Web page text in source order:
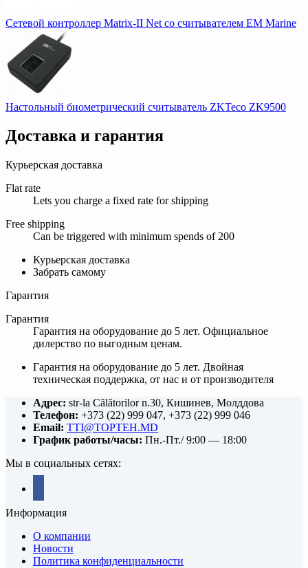
Сетевой контроллер Matrix-II Net со считывателем EM Marine
Настольный биометрический считыватель ZKTeco ZK9500
Доставка и гарантия
Курьерская доставка
Flat rate
Lets you charge a fixed rate for shipping
Free shipping
Can be triggered with minimum spends of 200
Курьерская доставка
Забрать самому
Гарантия
Гарантия
Гарантия на оборудование до 5 лет. Официальное
дилерство по выгодным ценам.
Гарантия на оборудование до 5 лет. Двойная
техническая поддержка, от нас и от производителя
Адрес: str-la Călătorilor n.30, Кишинев, Молддова
Телефон: +373 (22) 999 047, +373 (22) 999 046
Email: TTI@TOPTEH.MD
График работы/часы: Пн.-Пт./ 9:00 — 18:00
Мы в социальных сетях:
Информация
О компании
Новости
Политика конфиденциальности